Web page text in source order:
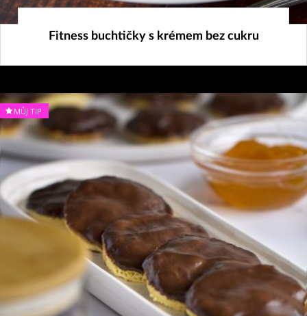
18. 11. 2025
Fitness buchtičky s krémem bez cukru
MŮJ TIP